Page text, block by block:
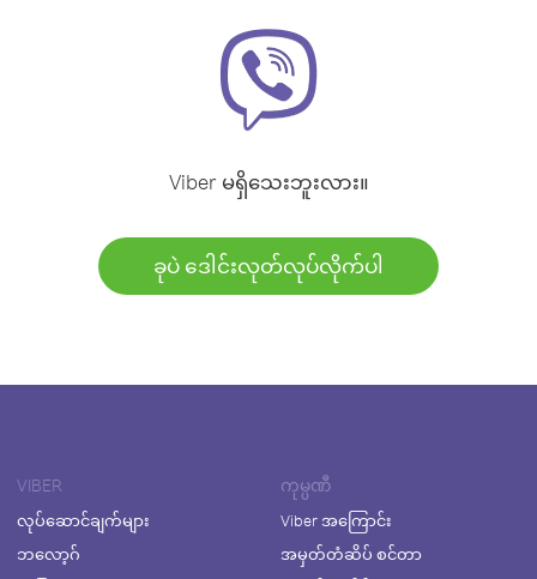
Viber မရှိသေးဘူးလား။
ခုပဲ ဒေါင်းလုတ်လုပ်လိုက်ပါ
VIBER
လုပ်ဆောင်ချက်များ
ဘလော့ဂ်
ကုမ္ပဏီ
Viber အကြောင်း
အမှတ်တံဆိပ် စင်တာ